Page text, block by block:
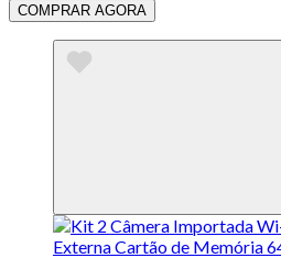
COMPRAR AGORA